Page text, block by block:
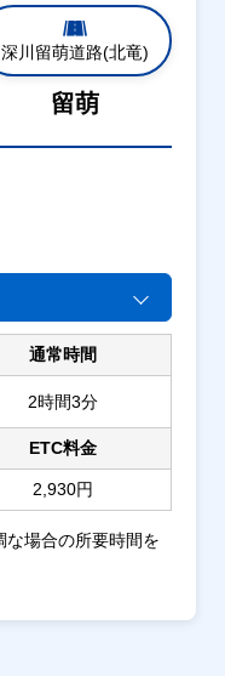
深川留萌道路(北竜)
留萌
通常時間
2時間3分
ETC料金
2,930円
場合の所要時間を